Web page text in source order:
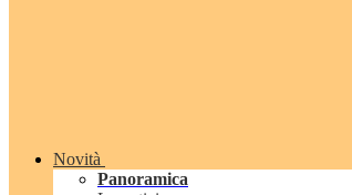
Novità
Panoramica